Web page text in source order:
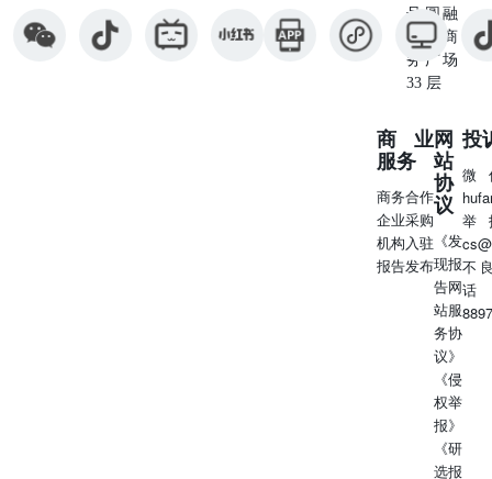
号圆融
星座商
务广场
33 层
商业
服务
商务合作
企业采购
机构入驻
报告发布
网
站
协
议
《发
现报
告网
站服
务协
议》
《侵
权举
报》
《研
选报
投
微
举
不